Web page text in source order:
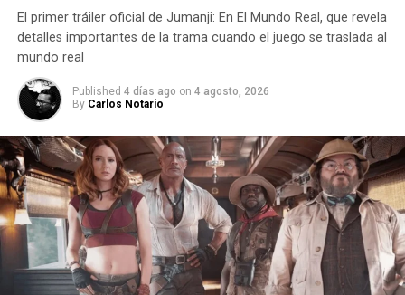
La película redefine el espíritu festivo al presentar a un
Santa Claus alcohólico y desencantado, interpretado de
forma magistral por David Harbour, que debe rescatar a
una familia adinerada de un grupo de mercenarios
. Esta equilibrada mezcla de humor negro, violencia gráfica
y sincero corazón navideño conquistó a la audiencia
mundial.
El primer tráiler oficial de Jumanji: En El Mundo Real, que revela
detalles importantes de la trama cuando el juego se traslada al
mundo real
Published 4 días ago on 4 agosto, 2026
By Carlos Notario